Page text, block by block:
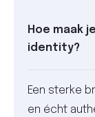
Hoe maak
identity?
Een sterke
en écht